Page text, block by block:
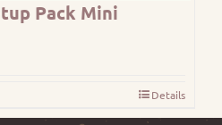
Pack Mini
Details